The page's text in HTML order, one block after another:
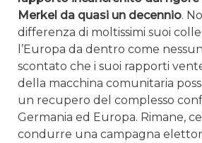
Merkel da quasi un decennio.
differenza di moltissimi suoi
l’Europa da dentro come
scontato che i suoi rapporti
della macchina comunitaria
un recupero del complesso
Germania ed Europa. Rimane,
condurre una campagna